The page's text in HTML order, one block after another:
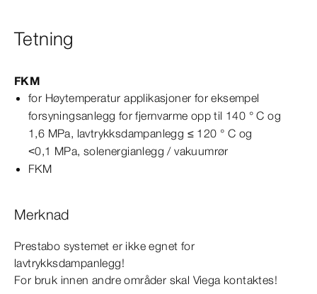
Tetning
FKM
for Høytemperatur applikasjoner for eksempel
forsyningsanlegg for fjernvarme opp til 140 ° C og
1,6 MPa, lavtrykksdampanlegg ≤ 120 ° C og
<0,1 MPa, solenergianlegg / vakuumrør
FKM
Merknad
Prestabo systemet er ikke egnet for
lavtrykksdampanlegg!
For bruk innen andre områder skal Viega kontaktes!